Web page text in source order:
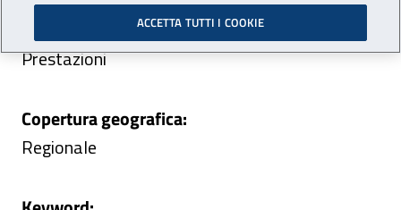
Area pubblicazione:
Prestazioni
Copertura geografica:
Regionale
ACCETTA TUTTI I COOKIE